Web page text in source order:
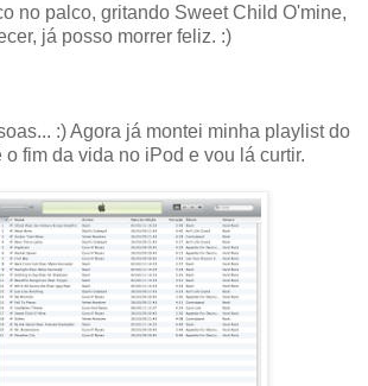
no palco, gritando Sweet Child O'mine,
já posso morrer feliz. :)
:) Agora já montei minha playlist do
fim da vida no iPod e vou lá curtir.